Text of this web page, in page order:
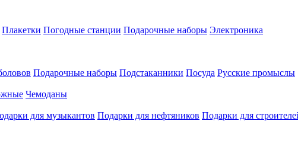
Плакетки Погодные станции Подарочные наборы Электроника
Подарочные наборы Подстаканники Посуда Русские промыслы
Чемоданы
для музыкантов Подарки для нефтяников Подарки для